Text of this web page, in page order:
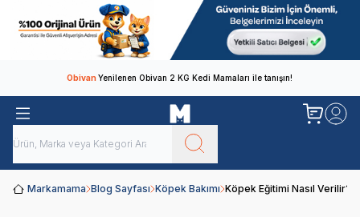
ObivanYenilenen Obivan 2 KG Kedi Mamaları ile tanışın!
Markamama Blog Sayfası Köpek Bakımı Köpek Eğitimi Nasıl Verilir?